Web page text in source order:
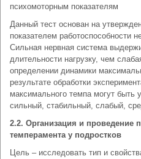
психомоторным показателям
Данный тест основан на
показателем работоспособности
Сильная нервная система
длительности нагрузку, чем
определении динамики
результате обработки
максимального темпа могут быть
сильный, стабильный, слабый,
2.2. Организация и проведение
темперамента у подростков
Цель – исследовать тип и